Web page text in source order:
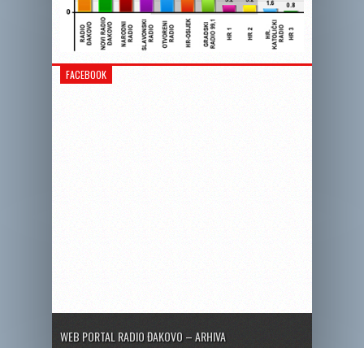
FACEBOOK
WEB PORTAL RADIO ĐAKOVO – ARHIVA